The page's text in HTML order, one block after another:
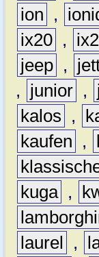
ion
,
ix20 ,
jeep ,
,
junior ,
kalos
,
kaufen
,
kuga ,
laurel
,